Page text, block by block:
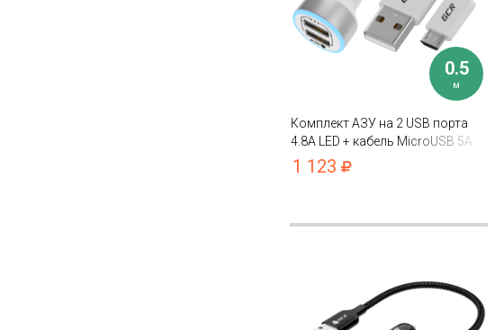
0.5
м
Комплект АЗУ на 2 USB порта
4.8А LED + кабель MicroUSB 5А
QC 3.0 для быстрой зарядки
1 123